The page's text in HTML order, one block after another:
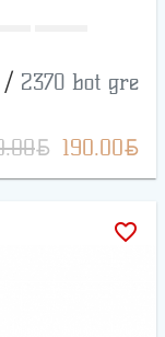
/ 2370 bot gre
BYN 190.00BYN
favorite_border